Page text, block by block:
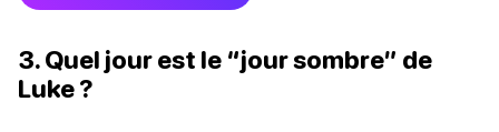
3. Quel jour est le “jour sombre” de
Luke ?